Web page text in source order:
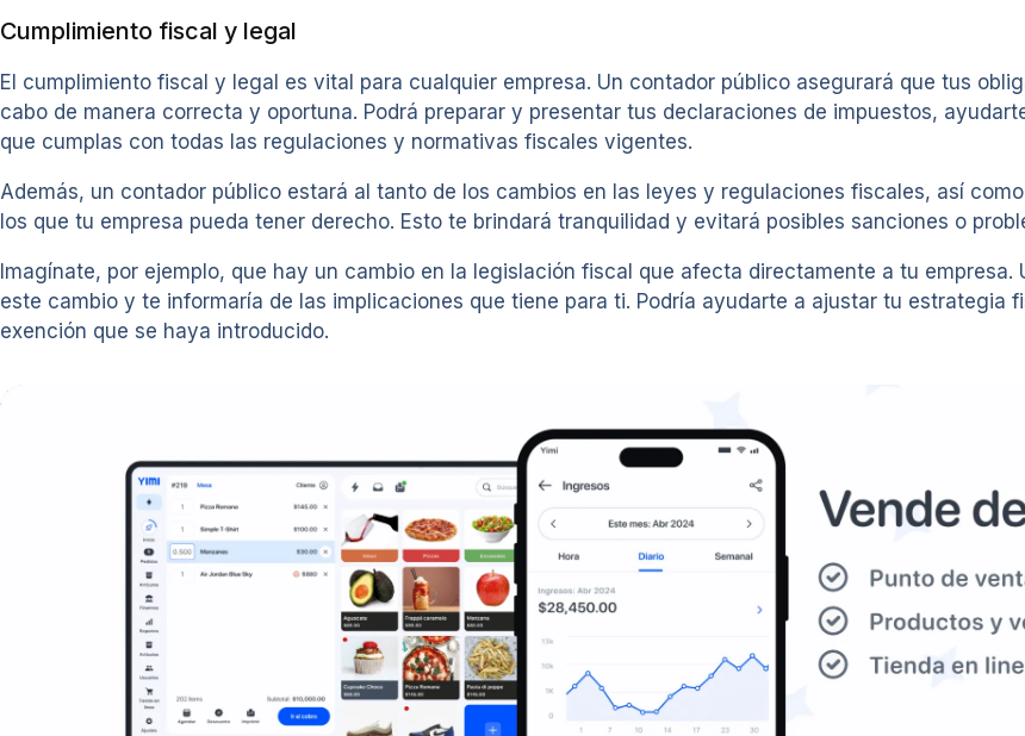
Cumplimiento fiscal y legal
El cumplimiento fiscal y legal es vital para cualquier empresa. Un contador público asegurará que tus
cabo de manera correcta y oportuna. Podrá preparar y presentar tus declaraciones de impuestos,
que cumplas con todas las regulaciones y normativas fiscales vigentes.
Además, un contador público estará al tanto de los cambios en las leyes y regulaciones fiscales, así
los que tu empresa pueda tener derecho. Esto te brindará tranquilidad y evitará posibles sanciones o
Imagínate, por ejemplo, que hay un cambio en la legislación fiscal que afecta directamente a tu
este cambio y te informaría de las implicaciones que tiene para ti. Podría ayudarte a ajustar tu estrategia
exención que se haya introducido.